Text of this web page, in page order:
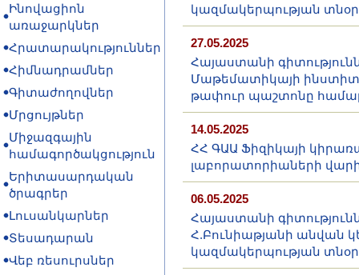
Ինովացիոն
առաջարկներ
Հրատարակություններ
Հիմնադրամներ
Գիտաժողովներ
Մրցույթներ
Միջազգային
համագործակցություն
Երիտասարդական
ծրագրեր
Լուսանկարներ
Տեսադարան
Վեբ ռեսուրսներ
կազմակերպության
27.05.2025
Հայաստանի
Մաթեմատիկայի
թափուր պաշտոնը
14.05.2025
ՀՀ ԳԱԱ Ֆիզիկայի
լաբորատորիաների
06.05.2025
Հայաստանի
Հ.Բունիաթյանի անվան
կազմակերպության